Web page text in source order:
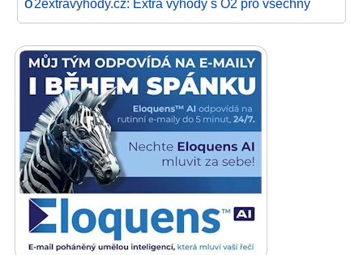
2extravyhody.cz: Extra výhody s O2 pro všechny